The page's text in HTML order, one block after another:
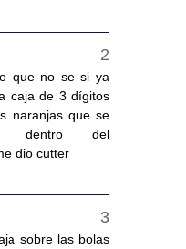
que no se si ya
caja de 3 dígitos
naranjas que se
dentro del
dio cutter
sobre las bolas